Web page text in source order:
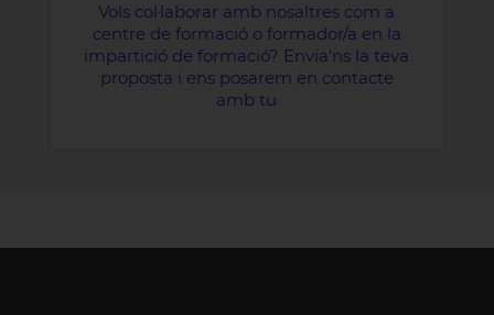
Vols col·laborar amb nosaltres com a
centre de formació o formador/a en la
impartició de formació? Envia'ns la teva
proposta i ens posarem en contacte
amb tu